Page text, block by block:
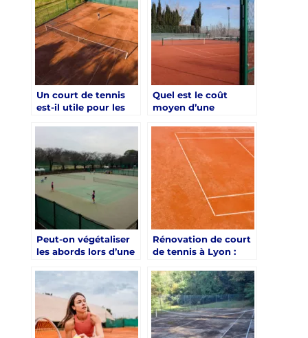
court de tennis pour
les colonies de
vacances à Angers ?
Un court de tennis
est-il utile pour les
Quel est le coût
moyen d’une
de tennis à Lyon
pour les villas selon
les quartiers ?
Peut-on végétaliser
les abords lors d’une
de tennis à Lyon
Rénovation de court
de tennis à Lyon :
gazon synthétique
pour les villas ?